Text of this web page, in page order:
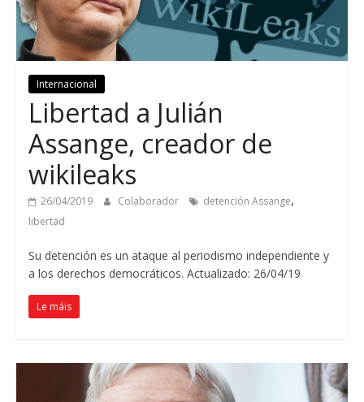
Internacional
Libertad a Julián
Assange, creador de
wikileaks
26/04/2019 Colaborador detención Assange,
libertad
Su detención es un ataque al periodismo independiente y
a los derechos democráticos. Actualizado: 26/04/19
Le máis